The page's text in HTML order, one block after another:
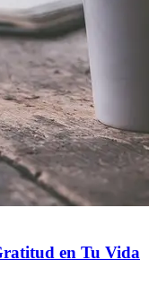
en Tu Vida